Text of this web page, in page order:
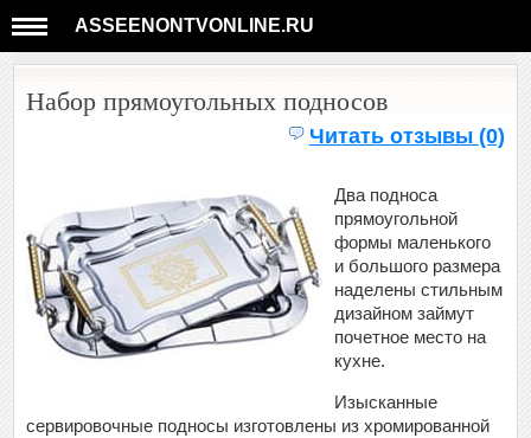
ASSEENONTVONLINE.RU
Набор прямоугольных подносов
Читать отзывы (0)
Два подноса
прямоугольной
формы маленького
и большого размера
наделены стильным
дизайном займут
почетное место на
кухне.
Изысканные
сервировочные подносы изготовлены из хромированной